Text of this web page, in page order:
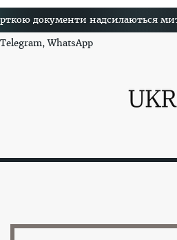
документи надсилаються
WhatsApp